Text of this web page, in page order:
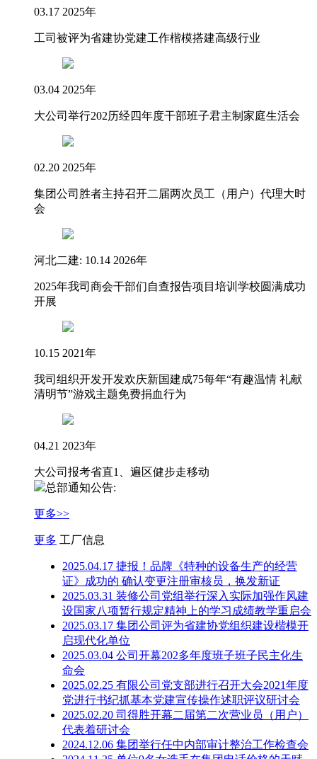
03.17 2025年
工司被评为省建协党建工作楷模搭建高级行业
03.04 2025年
大公司举行202历经四年度干部班子君主制家庭生活会
02.20 2025年
集团公司胜者主持召开二届两次员工（用户）代理大时
会
河北二建: 10.14 2026年
2025年我司商会干部们自查报告项目培训学校圆满成功
开展
10.15 2021年
我司组织开发开发欢庆新国建成75每年“有趣温情 礼献
清明节”游戏主题免费捐血行为
04.21 2023年
大公司报考省直1、遍区健步走移动
总部通知公告:
更多>>
更多 工厂信息
2025.04.17 捷报！品牌《特​种的设备生产的经营
证》成功的 确认变更注册审核员，换发新证
2025.03.31 装修公司党组举行深入实际加强作风建
设国家八项暂行规定精神上的学习成绩教学重启会
2025.03.17 集团公司评为省建协党组织建设楷模开
启现代化单位
2025.03.04 公司开幕202多年度班子班子民主化生
命会
2025.02.25 有限公司党支部进行召开大会2021年度
党进行书纪抓基本党建宣传操作述职评议研讨会
2025.02.20 司得胜开幕二届第二次营业员（用户）
代表着研讨会
2024.12.06 集团举行任中内部审计整治工作检查会